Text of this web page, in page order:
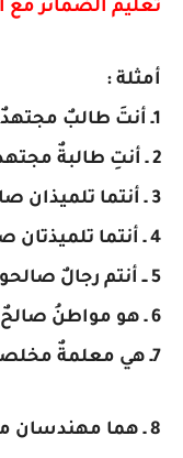
تعليم الضمائر مع
أمثلة :
1ـ أنتَ طالبٌ مجتهدٌ في دراستك .
2 ـ أنتِ طالبةٌ مجتهدةٌ في دراستك .
3 ـ أنتما تلميذان صادقان .
4 ـ أنتما تلميذتان صادقتان .
5 ــ أنتم رجالٌ صالحون .
6 ـ هو مواطنُ صالحٌ محبٌ لوطنه .
7ـ هي معلمةٌ مخلصةٌ و محبةٌ لوطنها .
8 ـ هما مهندسان مخلصان في عملهما .